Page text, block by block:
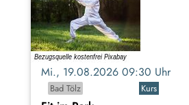
Mi., 19.08.2026 09:30 Uhr
Bad Tölz
Kurs